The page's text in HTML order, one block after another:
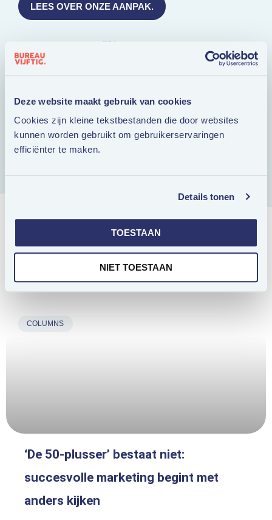
Deze website maakt gebruik van cookies
Cookies zijn kleine tekstbestanden die door websites
kunnen worden gebruikt om gebruikerservaringen
efficiënter te maken.
Details tonen
TOESTAAN
NIET TOESTAAN
LEES OVER ONZE AANPAK.
Waarom Bureauvijftig?
Leer je doelgroep kennen als geen ander
Full service: data, strategie en campagnes
Wij kijken anders naar ouder worden
Toegang tot het Nationale 50Plus Panel
Ook interessant voor jou.
COLUMNS
‘De 50-plusser’ bestaat niet:
succesvolle marketing begint met
anders kijken